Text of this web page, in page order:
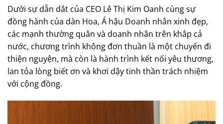
Dưới sự dẫn dắt của CEO Lê Thị Kim Oanh cùng sự
đồng hành của dàn Hoa, Á hậu Doanh nhân xinh đẹp,
các mạnh thường quân và doanh nhân trên khắp cả
nước, chương trình không đơn thuần là một chuyến đi
thiện nguyện, mà còn là hành trình kết nối yêu thương,
lan tỏa lòng biết ơn và khơi dậy tinh thần trách nhiệm
với cộng đồng.